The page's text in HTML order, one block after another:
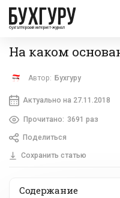
бухгалтерский интернет-журнал
На каком
Автор: Бухгуру
Актуально на 27.11.2018
Прочитано: 3691 раз
Поделиться
Сохранить статью
Содержание